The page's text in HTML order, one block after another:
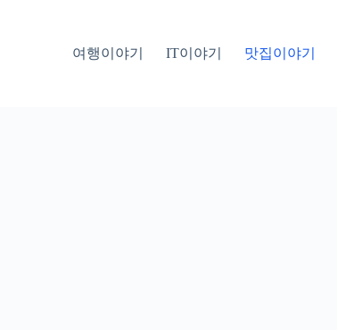
여행이야기 IT이야기 맛집이야기